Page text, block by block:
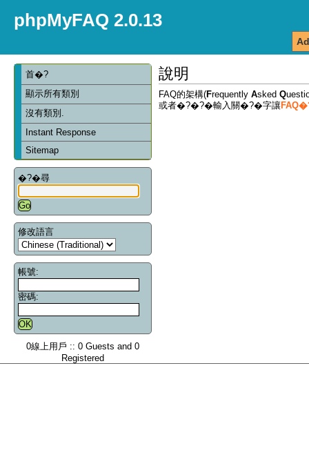
phpMyFAQ 2.0.13
首�?
顯示所有類別
沒有類別.
Instant Response
Sitemap
�?�尋
修改語言
帳號:
密碼:
0線上用戶 :: 0 Guests and 0
Registered
說明
FAQ的架構(Frequently Asked Q
或者�?�?�輸入關�?�字讓